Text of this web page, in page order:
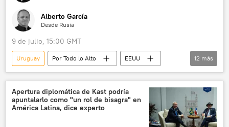
Alberto García
Desde Rusia
9 de julio, 15:00 GMT
Uruguay Por Todo lo Alto
EEUU
Mercosur
Paraguay
Ecuador
Daniel Noboa
José Antonio Kast
Luiz Inacio Lula da Silva
Javier Milei
Chile
12 más
Apertura diplomática de Kast podría
apuntalarlo como "un rol de bisagra" en
América Latina, dice experto